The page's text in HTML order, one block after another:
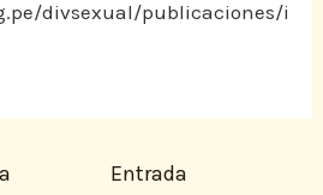
divsexual/publicaciones/i
Entrada